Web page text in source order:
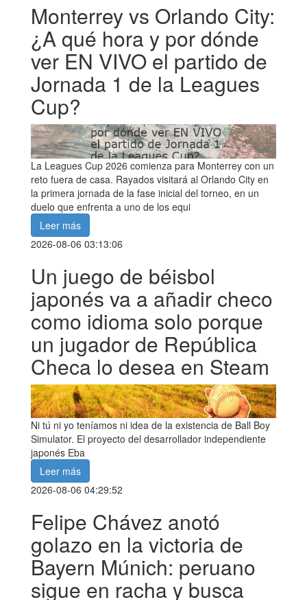
Monterrey vs Orlando City:
¿A qué hora y por dónde
ver EN VIVO el partido de
Jornada 1 de la Leagues
Cup?
La Leagues Cup 2026 comienza para Monterrey con un
reto fuera de casa. Rayados visitará al Orlando City en
la primera jornada de la fase inicial del torneo, en un
duelo que enfrenta a uno de los equi
Leer más
2026-08-06 03:13:06
Un juego de béisbol
japonés va a añadir checo
como idioma solo porque
un jugador de República
Checa lo desea en Steam
Ni tú ni yo teníamos ni idea de la existencia de Ball Boy
Simulator. El proyecto del desarrollador independiente
japonés Eba
Leer más
2026-08-06 04:29:52
Felipe Chávez anotó
golazo en la victoria de
Bayern Múnich: peruano
sigue en racha y busca